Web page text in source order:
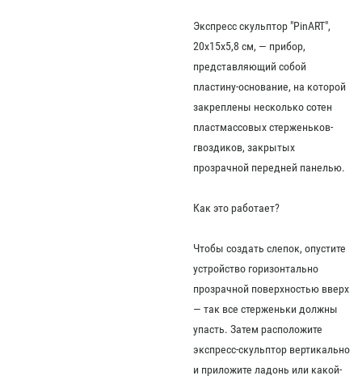
Экспресс скульптор "PinART",
20х15х5,8 см, — прибор,
представляющий собой
пластину-основание, на которой
закреплены несколько сотен
пластмассовых стерженьков-
гвоздиков, закрытых
прозрачной передней панелью.
Как это работает?
Чтобы создать слепок, опустите
устройство горизонтально
прозрачной поверхностью вверх
— так все стерженьки должны
упасть. Затем расположите
экспресс-скульптор вертикально
и приложите ладонь или какой-